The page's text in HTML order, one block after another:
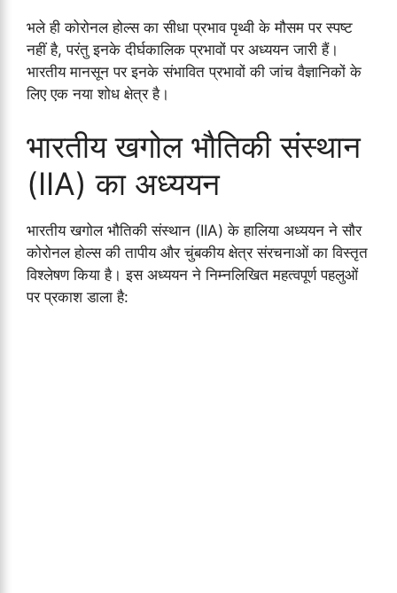
भले ही कोरोनल होल्स का सीधा प्रभाव पृथ्वी के मौसम पर स्पष्ट
नहीं है, परंतु इनके दीर्घकालिक प्रभावों पर अध्ययन जारी हैं।
भारतीय मानसून पर इनके संभावित प्रभावों की जांच वैज्ञानिकों के
लिए एक नया शोध क्षेत्र है।
भारतीय खगोल भौतिकी संस्थान
(IIA) का अध्ययन
भारतीय खगोल भौतिकी संस्थान (IIA) के हालिया अध्ययन ने सौर
कोरोनल होल्स की तापीय और चुंबकीय क्षेत्र संरचनाओं का विस्तृत
विश्लेषण किया है। इस अध्ययन ने निम्नलिखित महत्वपूर्ण पहलुओं
पर प्रकाश डाला है: